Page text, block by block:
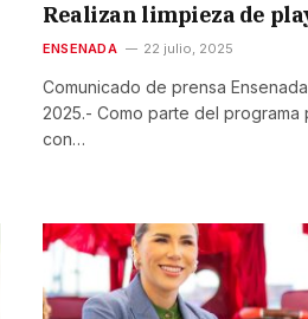
Realizan limpieza de
ENSENADA 22 julio, 2025
Comunicado de prensa
2025.- Como parte del
con…